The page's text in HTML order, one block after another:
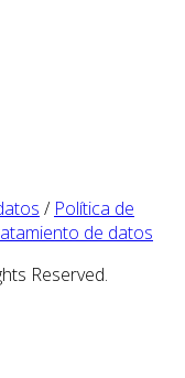
/ Política de
de datos
Reserved.